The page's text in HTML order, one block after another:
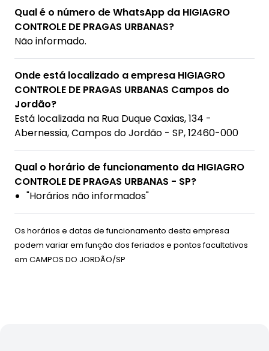
Qual é o número de WhatsApp da HIGIAGRO
CONTROLE DE PRAGAS URBANAS?
Não informado.
Onde está localizado a empresa HIGIAGRO
CONTROLE DE PRAGAS URBANAS Campos do
Jordão?
Está localizada na Rua Duque Caxias, 134 -
Abernessia, Campos do Jordão - SP, 12460-000
Qual o horário de funcionamento da HIGIAGRO
CONTROLE DE PRAGAS URBANAS - SP?
"Horários não informados"
Os horários e datas de funcionamento desta empresa
podem variar em função dos feriados e pontos facultativos
em CAMPOS DO JORDÃO/SP